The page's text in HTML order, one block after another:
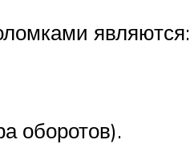
являются:
оборотов).